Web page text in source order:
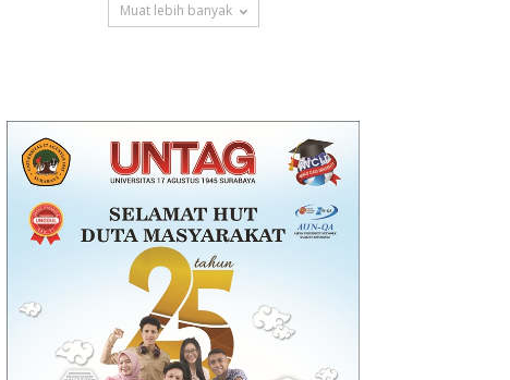
Muat lebih banyak